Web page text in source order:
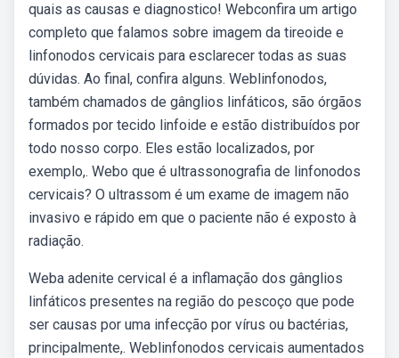
quais as causas e diagnostico! Webconfira um artigo
completo que falamos sobre imagem da tireoide e
linfonodos cervicais para esclarecer todas as suas
dúvidas. Ao final, confira alguns. Weblinfonodos,
também chamados de gânglios linfáticos, são órgãos
formados por tecido linfoide e estão distribuídos por
todo nosso corpo. Eles estão localizados, por
exemplo,. Webo que é ultrassonografia de linfonodos
cervicais? O ultrassom é um exame de imagem não
invasivo e rápido em que o paciente não é exposto à
radiação.
Weba adenite cervical é a inflamação dos gânglios
linfáticos presentes na região do pescoço que pode
ser causas por uma infecção por vírus ou bactérias,
principalmente,. Weblinfonodos cervicais aumentados